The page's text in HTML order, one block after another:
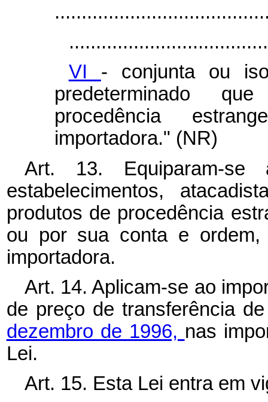
VI - conjunta ou
predeterminado
procedência
importadora." (NR)
Art. 13. Equiparam-se
estabelecimentos,
produtos de procedência
ou por sua conta e ordem,
importadora.
Art. 14. Aplicam-se ao
de preço de transferência
dezembro de 1996, nas
Lei.
Art. 15. Esta Lei entra em